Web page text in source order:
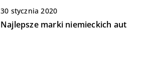
30 stycznia 2020
Najlepsze marki niemieckich aut